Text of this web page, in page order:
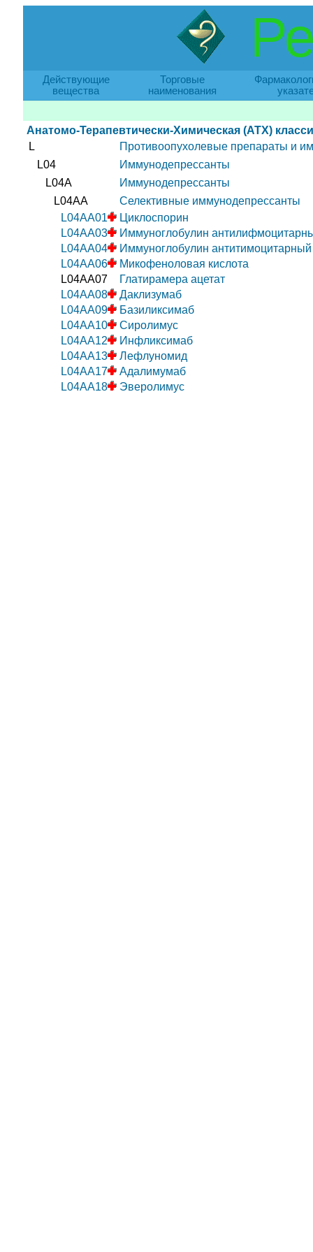
Действующие
вещества
Торговые
наименования
Анатомо-Терапевтически-Химическая (АТХ)
L
Противоопухолевые препараты и
L04
Иммунодепрессанты
L04A
Иммунодепрессанты
L04AA
Селективные иммунодепрессанты
L04AA01
Циклоспорин
L04AA03
Иммуноглобулин
L04AA04
Иммуноглобулин антитимоцитарный
L04AA06
Микофеноловая кислота
L04AA07
Глатирамера ацетат
L04AA08
Даклизумаб
L04AA09
Базиликсимаб
L04AA10
Сиролимус
L04AA12
Инфликсимаб
L04AA13
Лефлуномид
L04AA17
Адалимумаб
L04AA18
Эверолимус